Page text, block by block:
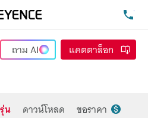
ถามAI แคตตาล็อก
รุ่น ดาวน์โหลด ขอราคา